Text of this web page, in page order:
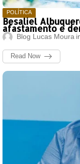
POLÍTICA
Besaliel
afastamento e
Blog Lucas Moura
Read Now